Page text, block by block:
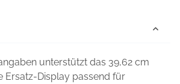
unterstützt das 39,62 cm
Ersatz-Display passend für